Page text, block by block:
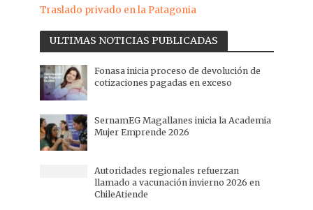
Traslado privado en la Patagonia
ULTIMAS NOTICIAS PUBLICADAS
Fonasa inicia proceso de devolución de
cotizaciones pagadas en exceso
SernamEG Magallanes inicia la Academia
Mujer Emprende 2026
Autoridades regionales refuerzan
llamado a vacunación invierno 2026 en
ChileAtiende